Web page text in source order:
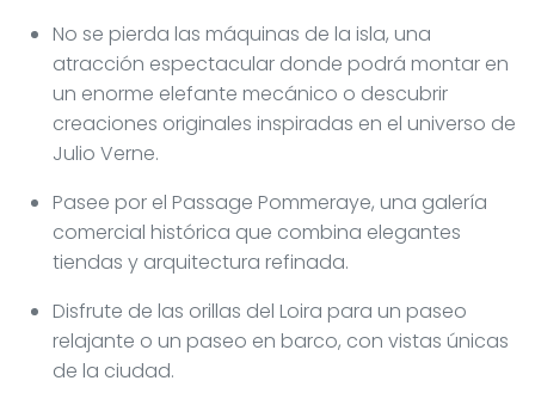
No se pierda las máquinas de la isla, una
atracción espectacular donde podrá montar en
un enorme elefante mecánico o descubrir
creaciones originales inspiradas en el universo de
Julio Verne.
Pasee por el Passage Pommeraye, una galería
comercial histórica que combina elegantes
tiendas y arquitectura refinada.
Disfrute de las orillas del Loira para un paseo
relajante o un paseo en barco, con vistas únicas
de la ciudad.